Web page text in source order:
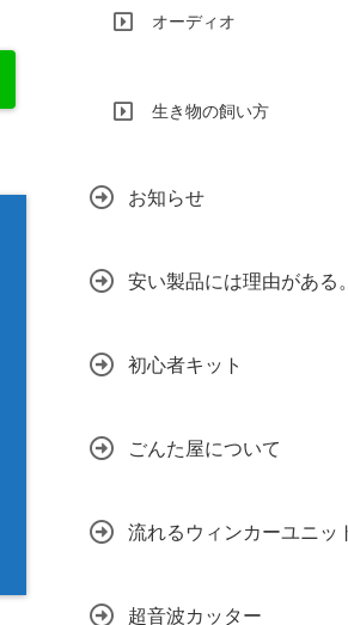
オーディオ
生き物の飼い方
お知らせ
安い製品には理由がある。
初心者キット
ごんた屋について
流れるウィンカーユニッ
超音波カッター